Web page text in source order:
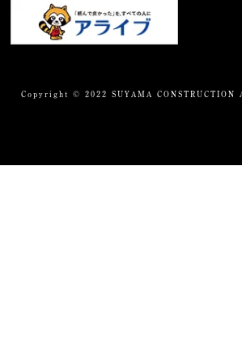
Copyright © 2022 SUYAMA